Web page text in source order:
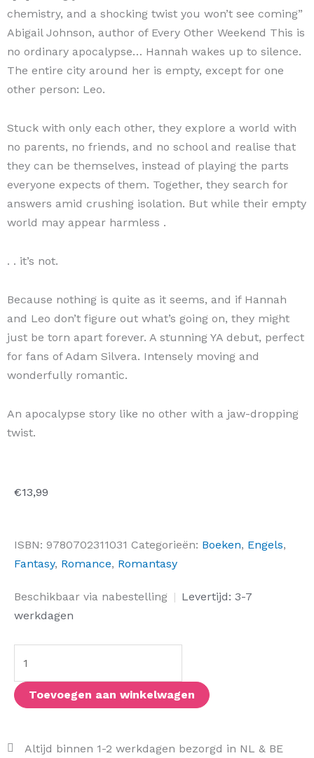
chemistry, and a shocking twist you won’t see coming”
Abigail Johnson, author of Every Other Weekend This is
no ordinary apocalypse… Hannah wakes up to silence.
The entire city around her is empty, except for one
other person: Leo.
Stuck with only each other, they explore a world with
no parents, no friends, and no school and realise that
they can be themselves, instead of playing the parts
everyone expects of them. Together, they search for
answers amid crushing isolation. But while their empty
world may appear harmless .
. . it’s not.
Because nothing is quite as it seems, and if Hannah
and Leo don’t figure out what’s going on, they might
just be torn apart forever. A stunning YA debut, perfect
for fans of Adam Silvera. Intensely moving and
wonderfully romantic.
An apocalypse story like no other with a jaw-dropping
twist.
€13,99
ISBN: 9780702311031 Categorieën: Boeken, Engels,
Fantasy, Romance, Romantasy
Beschikbaar via nabestelling | Levertijd: 3-7
werkdagen
You
&
the
End
of
World
Toevoegen aan winkelwagen
Altijd binnen 1-2 werkdagen bezorgd in NL & BE